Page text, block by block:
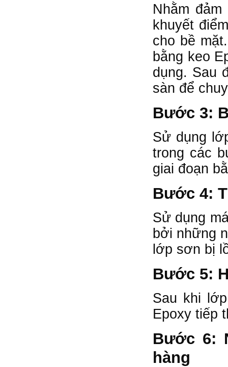
Nhằm
khuyết
cho bề
bằng keo
dụng. Sau
sàn để
Bước 3:
Sử dụng
trong các
giai đoạn
Bước 4:
Sử dụng
bởi những
lớp sơn bị
Bước 5:
Sau khi
Epoxy tiếp
Bước 6:
hàng